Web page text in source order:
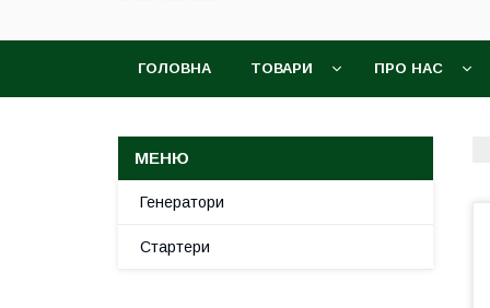
ГОЛОВНА ТОВАРИ ПРО НАС
Генератори
Стартери